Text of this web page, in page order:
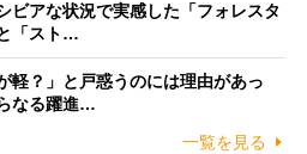
ビアな状況で実感した「フォレスタ
「スト…
軽？」と戸惑うのには理由があっ
なる躍進…
一覧を見る